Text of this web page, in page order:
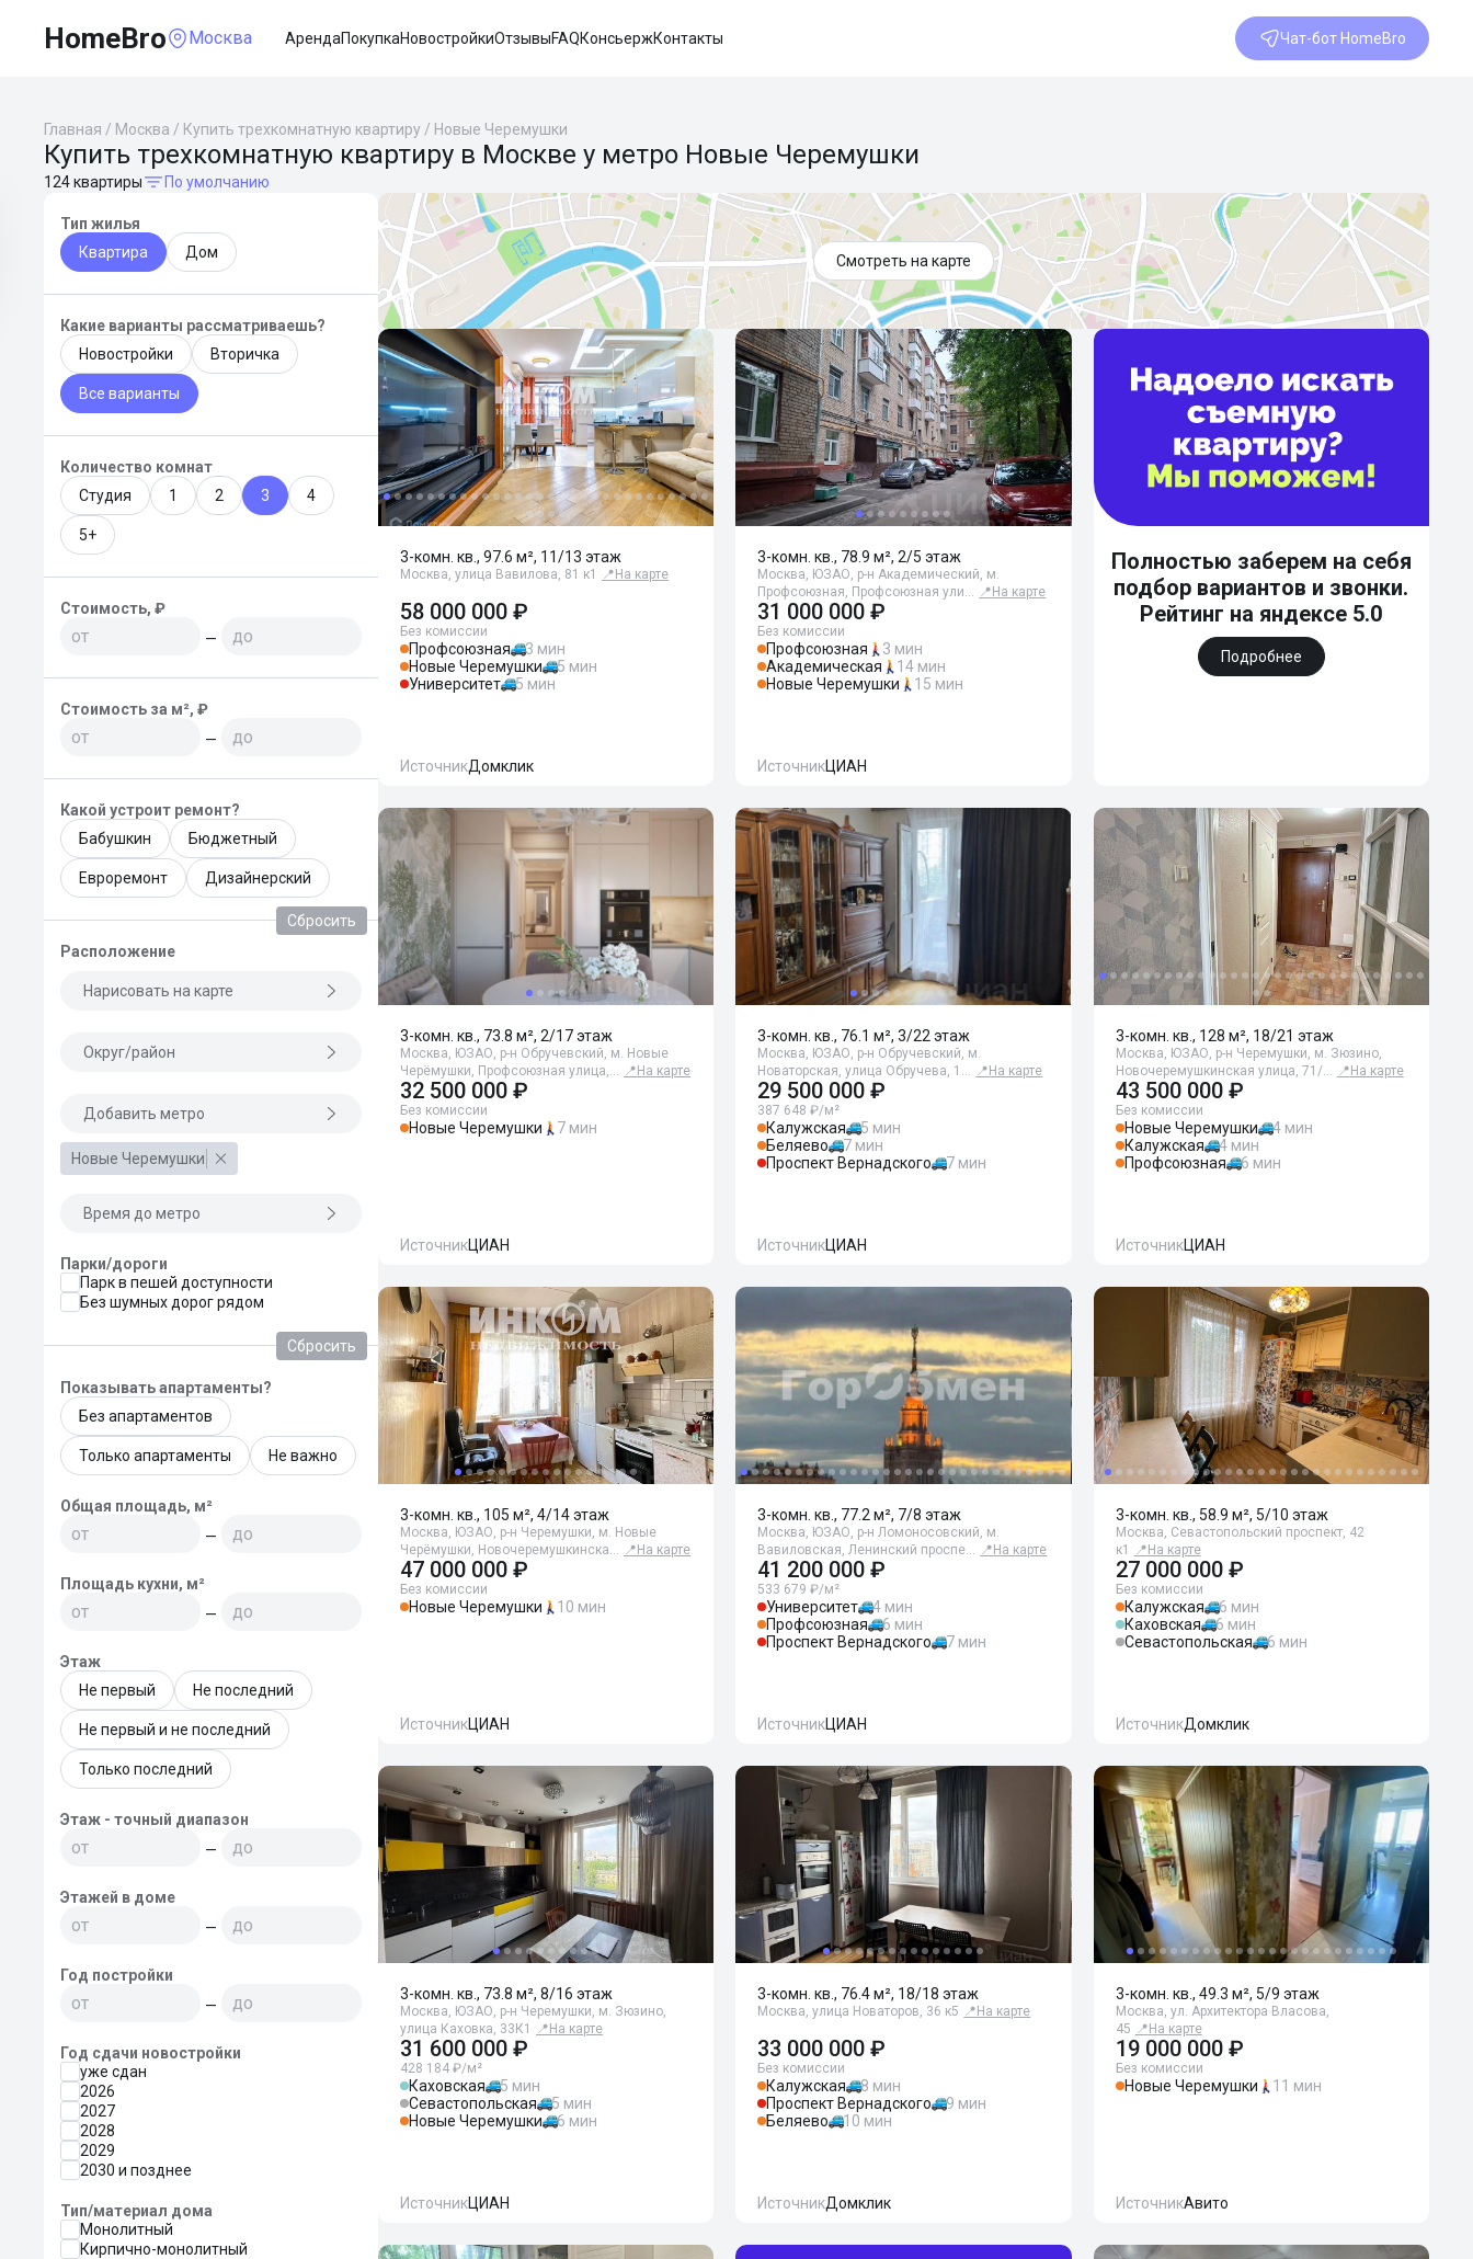
HomeBro Москва АрендаПокупкаНовостройкиОтзывыFAQКонсьержКонтакты Чат-бот HomeBro
Главная / Москва / Купить трехкомнатную квартиру / Новые Черемушки
Купить трехкомнатную квартиру в Москве у метро Новые Черемушки
124 квартиры По умолчанию
Тип жилья
Квартира
Дом
Какие варианты рассматриваешь?
Новостройки
Вторичка
Все варианты
Количество комнат
Студия
1 2 3 4
5+
Стоимость, ₽
—
Стоимость за м², ₽
—
Какой устроит ремонт?
Бабушкин
Бюджетный
Евроремонт Дизайнерский
Сбросить
Расположение
Нарисовать на карте
Округ/район
Добавить метро
Новые Черемушки
Время до метро
Парки/дороги
Парк в пешей доступности
Без шумных дорог рядом
Сбросить
Показывать апартаменты?
Без апартаментов
Только апартаменты Не важно
Общая площадь, м²
—
Площадь кухни, м²
—
Этаж
Не первый
Не последний
Не первый и не последний
Только последний
Этаж - точный диапазон
—
Этажей в доме
—
Год постройки
—
Год сдачи новостройки
уже сдан
2026
2027
2028
2029
2030 и позднее
Тип/материал дома
Монолитный
Кирпично-монолитный
Смотреть на карте
3-комн. кв., 97.6 м², 11/13 этаж
Москва, улица Вавилова, 81 к1 📍 На карте
58 000 000 ₽
Без комиссии
Профсоюзная
3 мин
Новые Черемушки
5 мин
Университет
5 мин
ИсточникДомклик
3-комн. кв., 78.9 м², 2/5 этаж
Москва, ЮЗАО, р-н Академический, м.
Профсоюзная, Профсоюзная ули… 📍 На карте
31 000 000 ₽
Без комиссии
Профсоюзная
3 мин
Академическая
14 мин
Новые Черемушки
15 мин
ИсточникЦИАН
Полностью заберем на себя
подбор вариантов и звонки.
Рейтинг на яндексе 5.0
Подробнее
3-комн. кв., 73.8 м², 2/17 этаж
Москва, ЮЗАО, р-н Обручевский, м. Новые
Черёмушки, Профсоюзная улица,… 📍 На карте
32 500 000 ₽
Без комиссии
Новые Черемушки 7 мин
ИсточникЦИАН
3-комн. кв., 76.1 м², 3/22 этаж
Москва, ЮЗАО, р-н Обручевский, м.
Новаторская, улица Обручева, 1… 📍 На карте
29 500 000 ₽
387 648 ₽/м²
Калужская
5 мин
Беляево
7 мин
Проспект Вернадского
7 мин
ИсточникЦИАН
3-комн. кв., 128 м², 18/21 этаж
Москва, ЮЗАО, р-н Черемушки, м. Зюзино,
Новочеремушкинская улица, 71/… 📍 На карте
43 500 000 ₽
Без комиссии
Новые Черемушки
4 мин
Калужская
4 мин
Профсоюзная
6 мин
ИсточникЦИАН
3-комн. кв., 105 м², 4/14 этаж
Москва, ЮЗАО, р-н Черемушки, м. Новые
Черёмушки, Новочеремушкинска… 📍 На карте
47 000 000 ₽
Без комиссии
Новые Черемушки 10 мин
ИсточникЦИАН
3-комн. кв., 77.2 м², 7/8 этаж
Москва, ЮЗАО, р-н Ломоносовский, м.
Вавиловская, Ленинский проспе… 📍 На карте
41 200 000 ₽
533 679 ₽/м²
Университет
4 мин
Профсоюзная
6 мин
Проспект Вернадского
7 мин
ИсточникЦИАН
3-комн. кв., 58.9 м², 5/10 этаж
Москва, Севастопольский проспект, 42
к1
📍 На карте
27 000 000 ₽
Без комиссии
Калужская
6 мин
Каховская
6 мин
Севастопольская
6 мин
ИсточникДомклик
3-комн. кв., 73.8 м², 8/16 этаж
Москва, ЮЗАО, р-н Черемушки, м. Зюзино,
улица Каховка, 33К1
📍 На карте
31 600 000 ₽
428 184 ₽/м²
Каховская
5 мин
Севастопольская
5 мин
Новые Черемушки
6 мин
ИсточникЦИАН
3-комн. кв., 76.4 м², 18/18 этаж
Москва, улица Новаторов, 36 к5 📍 На карте
33 000 000 ₽
Без комиссии
Калужская
8 мин
Проспект Вернадского
9 мин
Беляево
10 мин
ИсточникДомклик
3-комн. кв., 49.3 м², 5/9 этаж
Москва, ул. Архитектора Власова,
45 📍 На карте
19 000 000 ₽
Без комиссии
Новые Черемушки 11 мин
ИсточникАвито